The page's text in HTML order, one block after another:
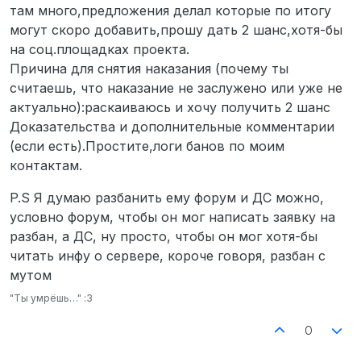
там много,предложения делал которые по итогу
могут скоро добавить,прошу дать 2 шанс,хотя-бы
на соц.площадках проекта.
Причина для снятия наказания (почему ты
считаешь, что наказание не заслужено или уже не
актуально):раскаиваюсь и хочу получить 2 шанс
Доказательства и дополнительные комментарии
(если есть).Простите,логи банов по моим
контактам.
P.S Я думаю разбанить ему форум и ДС можно,
условно форум, чтобы он мог написать заявку на
разбан, а ДС, ну просто, чтобы он мог хотя-бы
читать инфу о сервере, короче говоря, разбан с
мутом
"Ты умрёшь…" :З
0